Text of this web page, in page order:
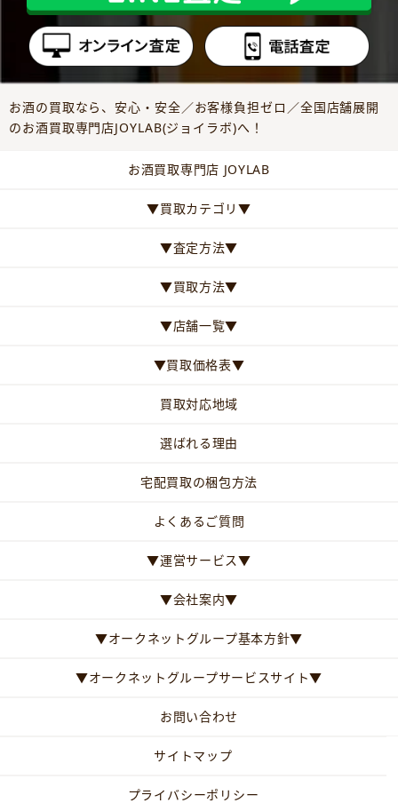
お酒の買取なら、安心・安全／お客様負担ゼロ／全国店舗展開
のお酒買取専門店JOYLAB(ジョイラボ)へ！
お酒買取専門店 JOYLAB
▼買取カテゴリ▼
▼査定方法▼
▼買取方法▼
▼店舗一覧▼
▼買取価格表▼
買取対応地域
選ばれる理由
宅配買取の梱包方法
よくあるご質問
▼運営サービス▼
▼会社案内▼
▼オークネットグループ基本方針▼
▼オークネットグループサービスサイト▼
お問い合わせ
サイトマップ
プライバシーポリシー